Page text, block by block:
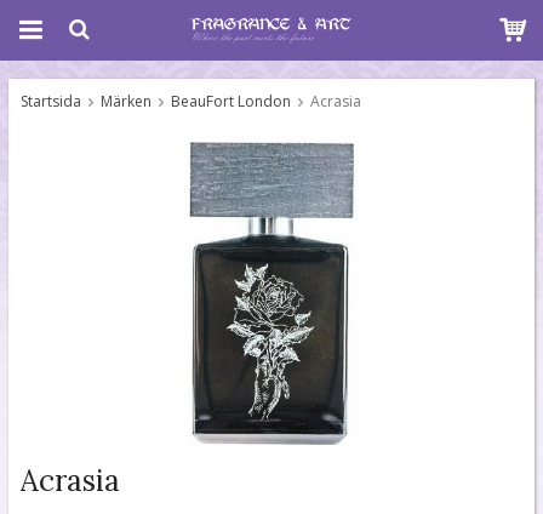
Startsida Märken BeauFort London Acrasia
Acrasia